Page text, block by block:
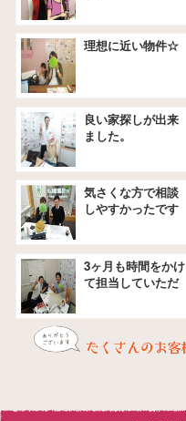
理想に近い物件☆
良い家探しが出来
ました。
気さくな方で相談
しやすかったです
3ヶ月も時間をかけ
て担当していただ